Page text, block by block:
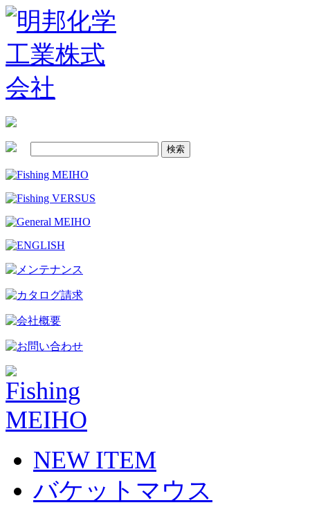
NEW ITEM
バケットマウス